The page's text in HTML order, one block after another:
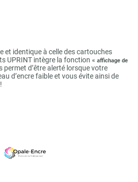
et identique à celle des cartouches
UPRINT intègre la fonction « affichage de
permet d’être alerté lorsque votre
d’encre faible et vous évite ainsi de